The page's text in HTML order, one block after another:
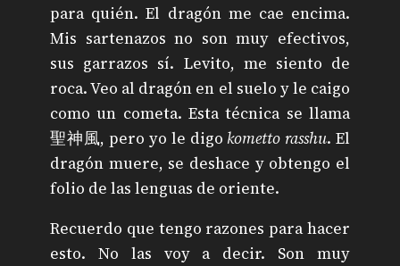
para quién. El dragón me cae encima.
Mis sartenazos no son muy efectivos,
sus garrazos sí. Levito, me siento de
roca. Veo al dragón en el suelo y le caigo
como un cometa. Esta técnica se llama
聖神風, pero yo le digo kometto rasshu. El
dragón muere, se deshace y obtengo el
folio de las lenguas de oriente.
Recuerdo que tengo razones para hacer
esto. No las voy a decir. Son muy